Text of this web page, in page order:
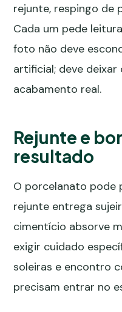
rejunte, respingo de
Cada um pede
foto não deve
artificial; deve
acabamento real.
Rejunte e
resultado
O porcelanato pode
rejunte entrega
cimentício absorve
exigir cuidado
soleiras e encontro
precisam entrar no